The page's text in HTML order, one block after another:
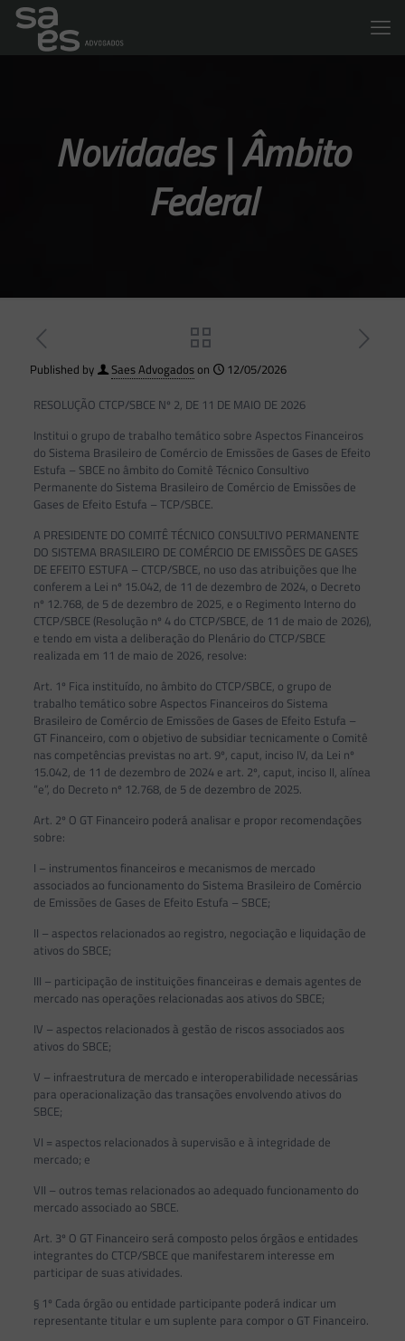
Novidades | Âmbito
Federal
Published by Saes Advogadoson
12/05/2026
RESOLUÇÃO CTCP/SBCE Nº 2, DE 11 DE MAIO DE 2026
Institui o grupo de trabalho temático sobre Aspectos Financeiros
do Sistema Brasileiro de Comércio de Emissões de Gases de Efeito
Estufa – SBCE no âmbito do Comitê Técnico Consultivo
Permanente do Sistema Brasileiro de Comércio de Emissões de
Gases de Efeito Estufa – TCP/SBCE.
A PRESIDENTE DO COMITÊ TÉCNICO CONSULTIVO PERMANENTE
DO SISTEMA BRASILEIRO DE COMÉRCIO DE EMISSÕES DE GASES
DE EFEITO ESTUFA – CTCP/SBCE, no uso das atribuições que lhe
conferem a Lei nº 15.042, de 11 de dezembro de 2024, o Decreto
nº 12.768, de 5 de dezembro de 2025, e o Regimento Interno do
CTCP/SBCE (Resolução nº 4 do CTCP/SBCE, de 11 de maio de 2026),
e tendo em vista a deliberação do Plenário do CTCP/SBCE
realizada em 11 de maio de 2026, resolve:
Art. 1º Fica instituído, no âmbito do CTCP/SBCE, o grupo de
trabalho temático sobre Aspectos Financeiros do Sistema
Brasileiro de Comércio de Emissões de Gases de Efeito Estufa –
GT Financeiro, com o objetivo de subsidiar tecnicamente o Comitê
nas competências previstas no art. 9º, caput, inciso IV, da Lei nº
15.042, de 11 de dezembro de 2024 e art. 2º, caput, inciso II, alínea
“e”, do Decreto nº 12.768, de 5 de dezembro de 2025.
Art. 2º O GT Financeiro poderá analisar e propor recomendações
sobre:
I – instrumentos financeiros e mecanismos de mercado
associados ao funcionamento do Sistema Brasileiro de Comércio
de Emissões de Gases de Efeito Estufa – SBCE;
II – aspectos relacionados ao registro, negociação e liquidação de
ativos do SBCE;
III – participação de instituições financeiras e demais agentes de
mercado nas operações relacionadas aos ativos do SBCE;
IV – aspectos relacionados à gestão de riscos associados aos
ativos do SBCE;
V – infraestrutura de mercado e interoperabilidade necessárias
para operacionalização das transações envolvendo ativos do
SBCE;
VI = aspectos relacionados à supervisão e à integridade de
mercado; e
VII – outros temas relacionados ao adequado funcionamento do
mercado associado ao SBCE.
Art. 3º O GT Financeiro será composto pelos órgãos e entidades
integrantes do CTCP/SBCE que manifestarem interesse em
participar de suas atividades.
§ 1º Cada órgão ou entidade participante poderá indicar um
representante titular e um suplente para compor o GT Financeiro.